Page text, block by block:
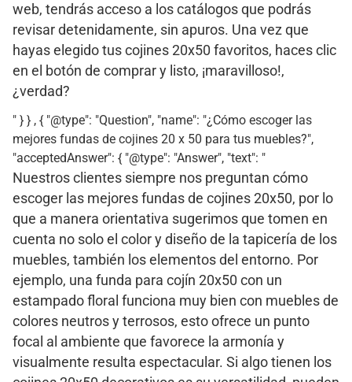
web, tendrás acceso a los catálogos que podrás
revisar detenidamente, sin apuros. Una vez que
hayas elegido tus cojines 20x50 favoritos, haces clic
en el botón de comprar y listo, ¡maravilloso!,
¿verdad?
" } } , { "@type": "Question", "name": "¿Cómo escoger las
mejores fundas de cojines 20 x 50 para tus muebles?",
"acceptedAnswer": { "@type": "Answer", "text": "
Nuestros clientes siempre nos preguntan cómo
escoger las mejores fundas de cojines 20x50, por lo
que a manera orientativa sugerimos que tomen en
cuenta no solo el color y diseño de la tapicería de los
muebles, también los elementos del entorno. Por
ejemplo, una funda para cojín 20x50 con un
estampado floral funciona muy bien con muebles de
colores neutros y terrosos, esto ofrece un punto
focal al ambiente que favorece la armonía y
visualmente resulta espectacular. Si algo tienen los